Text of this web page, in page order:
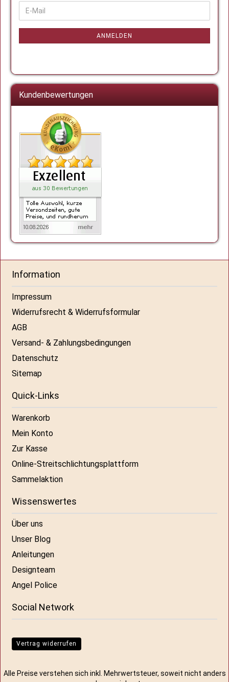
ZUR
E-
Mail
ANMELDEN
Kundenbewertungen
Information
Impressum
Widerrufsrecht & Widerrufsformular
AGB
Versand- & Zahlungsbedingungen
Datenschutz
Sitemap
Quick-Links
Warenkorb
Mein Konto
Zur Kasse
Online-Streitschlichtungsplattform
Sammelaktion
Wissenswertes
Über uns
Unser Blog
Anleitungen
Designteam
Angel Police
Social Network
Vertrag widerrufen
Alle Preise verstehen sich inkl. Mehrwertsteuer, soweit nicht anders